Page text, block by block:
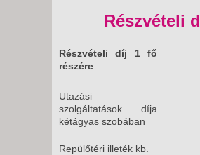
Részvételi
Részvételi díj 1 fő
részére
Utazási
szolgáltatások díja
kétágyas szobában
Repülőtéri illeték kb.